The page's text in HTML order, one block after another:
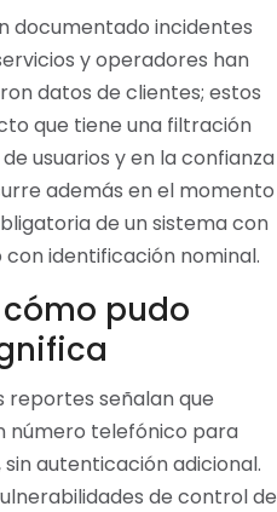
documentado incidentes
y operadores han
datos de clientes; estos
que tiene una filtración
usuarios y en la confianza
además en el momento
de un sistema con
con identificación nominal.
pudo
reportes señalan que
número telefónico para
autenticación adicional.
de control de